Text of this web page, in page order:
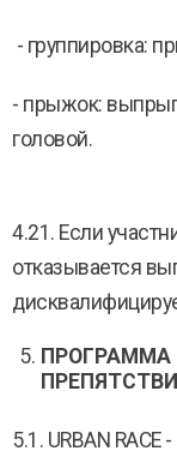
- группировка:
- прыжок:
головой.
4.21. Если
отказывается
ПРОГРАММА
5.1. URBAN